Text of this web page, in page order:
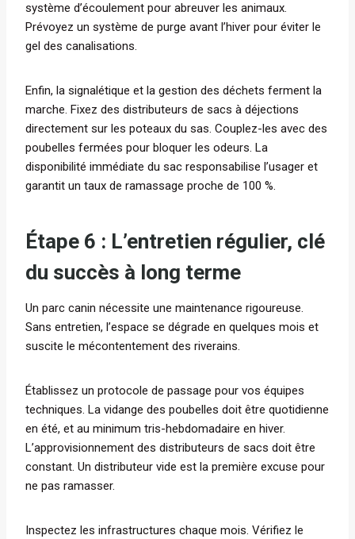
système d’écoulement pour abreuver les animaux.
Prévoyez un système de purge avant l’hiver pour éviter le
gel des canalisations.
Enfin, la signalétique et la gestion des déchets ferment la
marche. Fixez des distributeurs de sacs à déjections
directement sur les poteaux du sas. Couplez-les avec des
poubelles fermées pour bloquer les odeurs. La
disponibilité immédiate du sac responsabilise l’usager et
garantit un taux de ramassage proche de 100 %.
Étape 6 : L’entretien régulier, clé
du succès à long terme
Un parc canin nécessite une maintenance rigoureuse.
Sans entretien, l’espace se dégrade en quelques mois et
suscite le mécontentement des riverains.
Établissez un protocole de passage pour vos équipes
techniques. La vidange des poubelles doit être quotidienne
en été, et au minimum tris-hebdomadaire en hiver.
L’approvisionnement des distributeurs de sacs doit être
constant. Un distributeur vide est la première excuse pour
ne pas ramasser.
Inspectez les infrastructures chaque mois. Vérifiez le